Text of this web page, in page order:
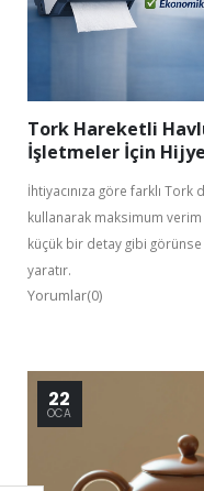
Tork Hareketli
İşletmeler İçin
İhtiyacınıza göre farklı
kullanarak maksimum
küçük bir detay gibi
yaratır.
Yorumlar(0)
22
OCA